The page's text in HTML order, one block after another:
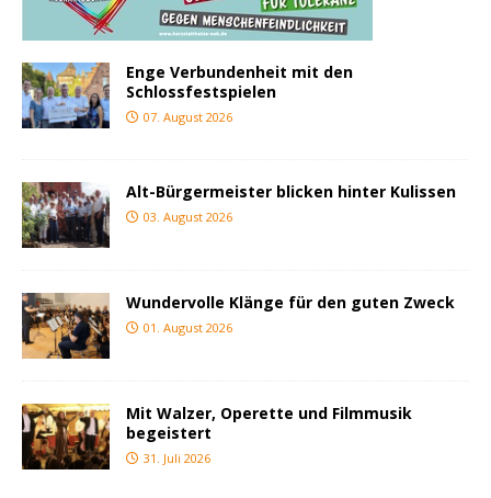
Enge Verbundenheit mit den
Schlossfestspielen
07. August 2026
Alt-Bürgermeister blicken hinter Kulissen
03. August 2026
Wundervolle Klänge für den guten Zweck
01. August 2026
Mit Walzer, Operette und Filmmusik
begeistert
31. Juli 2026